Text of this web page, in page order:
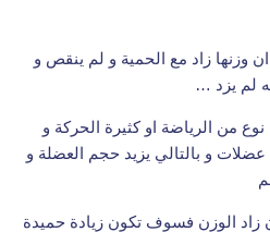
وزنها زاد مع الحمية و لم ينقص و
لم يزد …
من الرياضة او كثيرة الحركة و
و بالتالي يزيد حجم العضلة و
الوزن فسوف تكون زيادة حميدة